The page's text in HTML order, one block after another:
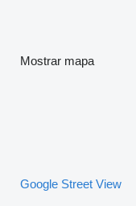
Mostrar mapa
Google Street View